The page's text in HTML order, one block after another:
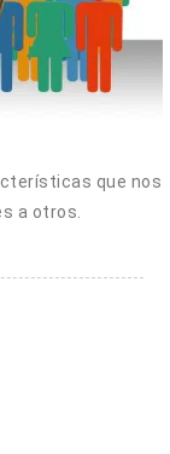
que nos
a otros.